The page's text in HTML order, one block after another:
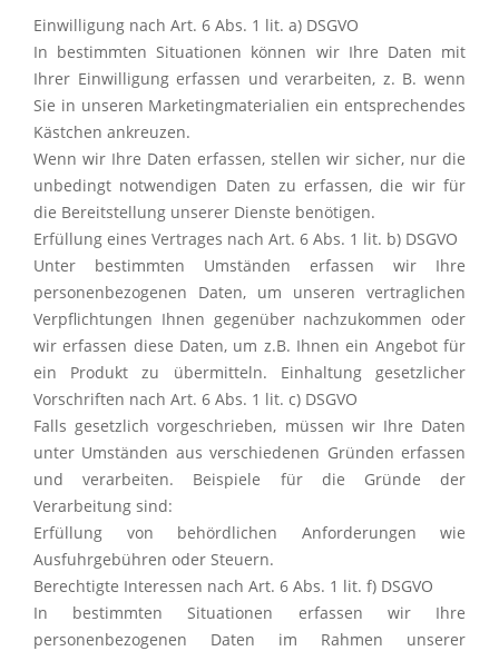
Einwilligung nach Art. 6 Abs. 1 lit. a) DSGVO
In bestimmten Situationen können wir Ihre Daten mit
Ihrer Einwilligung erfassen und verarbeiten, z. B. wenn
Sie in unseren Marketingmaterialien ein entsprechendes
Kästchen ankreuzen.
Wenn wir Ihre Daten erfassen, stellen wir sicher, nur die
unbedingt notwendigen Daten zu erfassen, die wir für
die Bereitstellung unserer Dienste benötigen.
Erfüllung eines Vertrages nach Art. 6 Abs. 1 lit. b) DSGVO
Unter bestimmten Umständen erfassen wir Ihre
personenbezogenen Daten, um unseren vertraglichen
Verpflichtungen Ihnen gegenüber nachzukommen oder
wir erfassen diese Daten, um z.B. Ihnen ein Angebot für
ein Produkt zu übermitteln. Einhaltung gesetzlicher
Vorschriften nach Art. 6 Abs. 1 lit. c) DSGVO
Falls gesetzlich vorgeschrieben, müssen wir Ihre Daten
unter Umständen aus verschiedenen Gründen erfassen
und verarbeiten. Beispiele für die Gründe der
Verarbeitung sind:
Erfüllung von behördlichen Anforderungen wie
Ausfuhrgebühren oder Steuern.
Berechtigte Interessen nach Art. 6 Abs. 1 lit. f) DSGVO
In bestimmten Situationen erfassen wir Ihre
personenbezogenen Daten im Rahmen unserer